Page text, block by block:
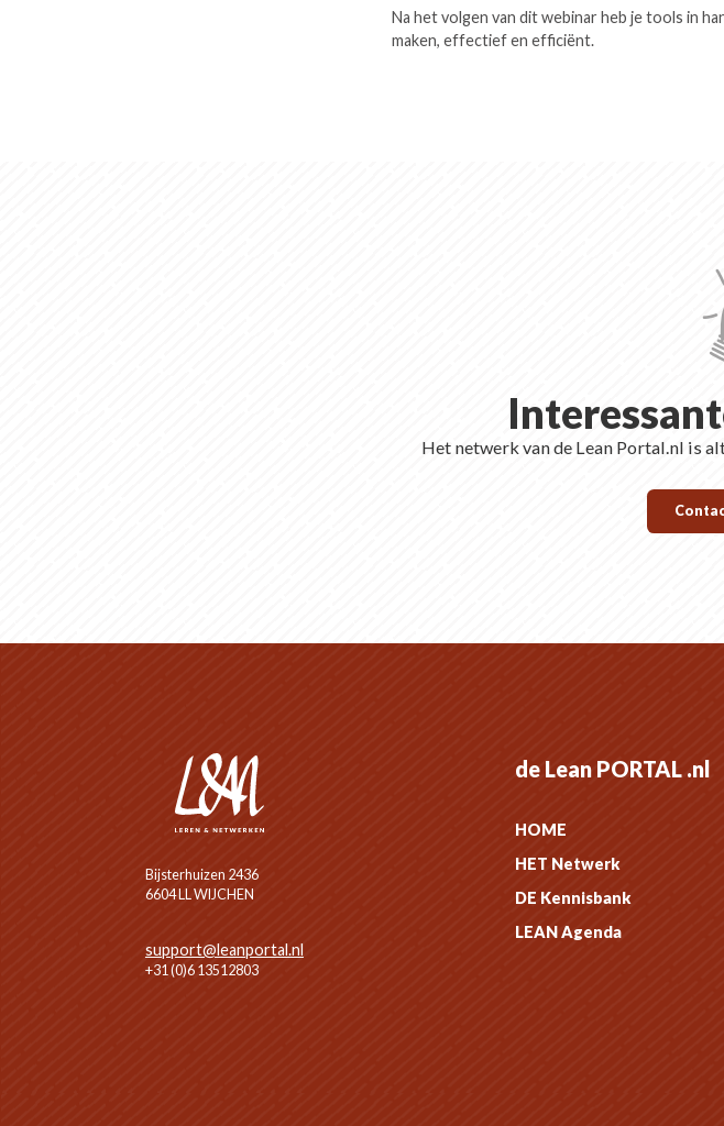
Na het volgen van dit webinar heb je tools in
maken, effectief en efficiënt.
Het netwerk van de Lean Portal.nl is
Bijsterhuizen 2436
6604 LL WIJCHEN
support@leanportal.nl
+31 (0)6 13512803
de Lean PORTAL .nl
HOME
HET Netwerk
DE Kennisbank
LEAN Agenda